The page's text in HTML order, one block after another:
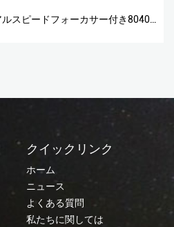
F40080屈折望遠鏡、デュアルスピードフォーカサー付き80400BS
クイックリンク
ホーム
ニュース
よくある質問
私たちに関しては